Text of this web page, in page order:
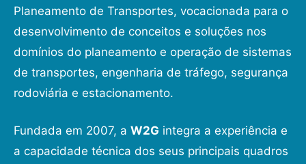
Planeamento de Transportes, vocacionada para o
desenvolvimento de conceitos e soluções nos
domínios do planeamento e operação de sistemas
de transportes, engenharia de tráfego, segurança
rodoviária e estacionamento.
Fundada em 2007, a W2G integra a experiência e
a capacidade técnica dos seus principais quadros